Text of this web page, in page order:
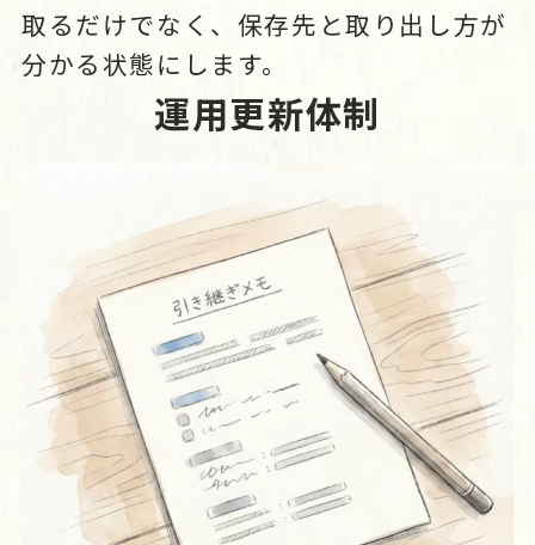
取るだけでなく、保存先と取り出し方が
分かる状態にします。
運用更新体制